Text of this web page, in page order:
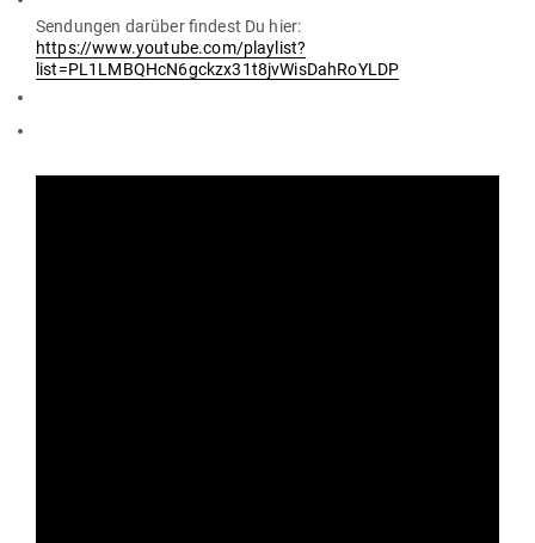
Sen­dungen darüber findest Du hier:
https://www.youtube.com/playlist?
list=PL1LMBQHcN6gckzx31t8jvWisDahRoYLDP